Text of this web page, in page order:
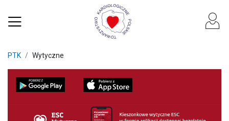
PTK Wytyczne